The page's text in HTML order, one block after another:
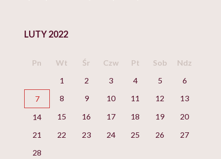
LUTY 2022
Pn Wt Śr Czw Pt Sob
Ndz
1
2 3 4 5
6
7
8 9 10 11 12
13
14
15 16 17 18 19
20
21
22 23 24 25 26
27
28